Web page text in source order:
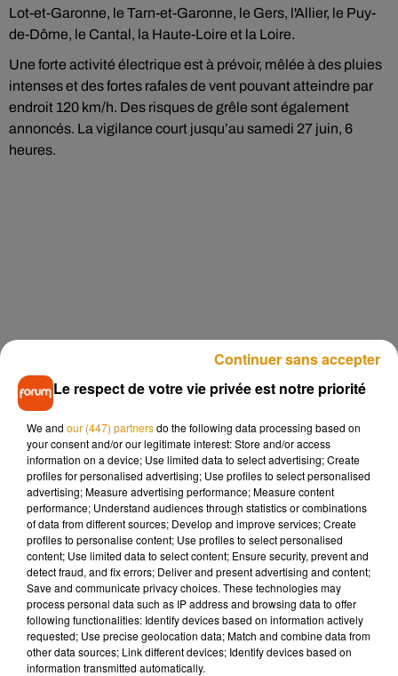
Lot-et-Garonne, le Tarn-et-Garonne, le Gers, l'Allier, le Puy-
de-Dôme, le Cantal, la Haute-Loire et la Loire.
Une forte activité électrique est à prévoir, mêlée à des pluies
intenses et des fortes rafales de vent pouvant atteindre par
endroit 120 km/h. Des risques de grêle sont également
annoncés. La vigilance court jusqu’au samedi 27 juin, 6
heures.
Le respect de votre vie privée est notre priorité
We and our (447) partnersdo the following data processing based on
your consent and/or our legitimate interest: Store and/or access
information on a device; Use limited data to select advertising; Create
profiles for personalised advertising; Use profiles to select personalised
advertising; Measure advertising performance; Measure content
performance; Understand audiences through statistics or combinations
of data from different sources; Develop and improve services; Create
profiles to personalise content; Use profiles to select personalised
content; Use limited data to select content; Ensure security, prevent and
detect fraud, and fix errors; Deliver and present advertising and content;
Save and communicate privacy choices. These technologies may
process personal data such as IP address and browsing data to offer
following functionalities: Identify devices based on information actively
requested; Use precise geolocation data; Match and combine data from
other data sources; Link different devices; Identify devices based on
information transmitted automatically.
Continuer sans accepter